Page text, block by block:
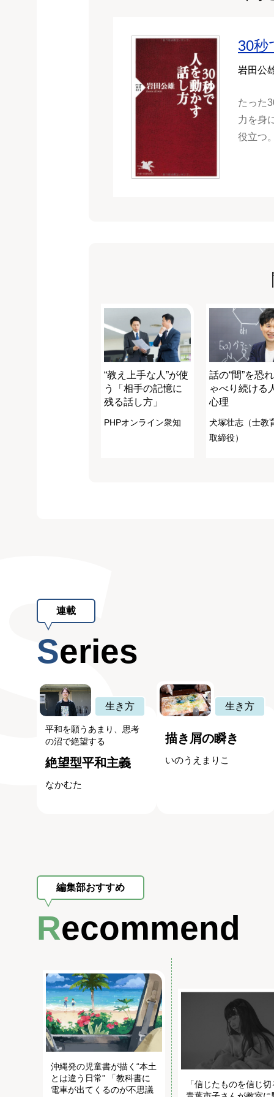
30秒
岩田公
たった
力を身
役立つ
“教え上手な人”が使
う「相手の記憶に
残る話し方」
PHPオンライン衆知
話の“間”を恐
ゃべり続ける
心理
犬塚壮志（士教
取締役）
連載
Series
生き方
平和を願うあまり、思考
の沼で絶望する
絶望型平和主義
なかむた
生き方
描き屑の瞬き
いのうえまりこ
編集部おすすめ
Recommend
沖縄発の児童書が描く“本土
とは違う日常” 「教科書に
電車が出てくるのが不思議
「信じたものを信じ